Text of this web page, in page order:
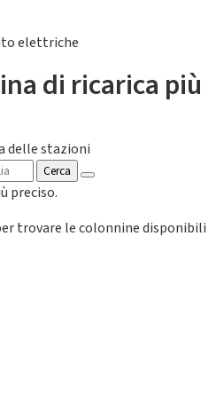
elettriche
di ricarica più
delle stazioni
Cerca
preciso.
trovare le colonnine disponibili